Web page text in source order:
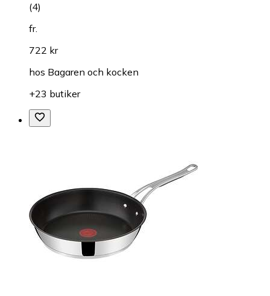
(4)
fr.
722 kr
hos Bagaren och kocken
+23 butiker